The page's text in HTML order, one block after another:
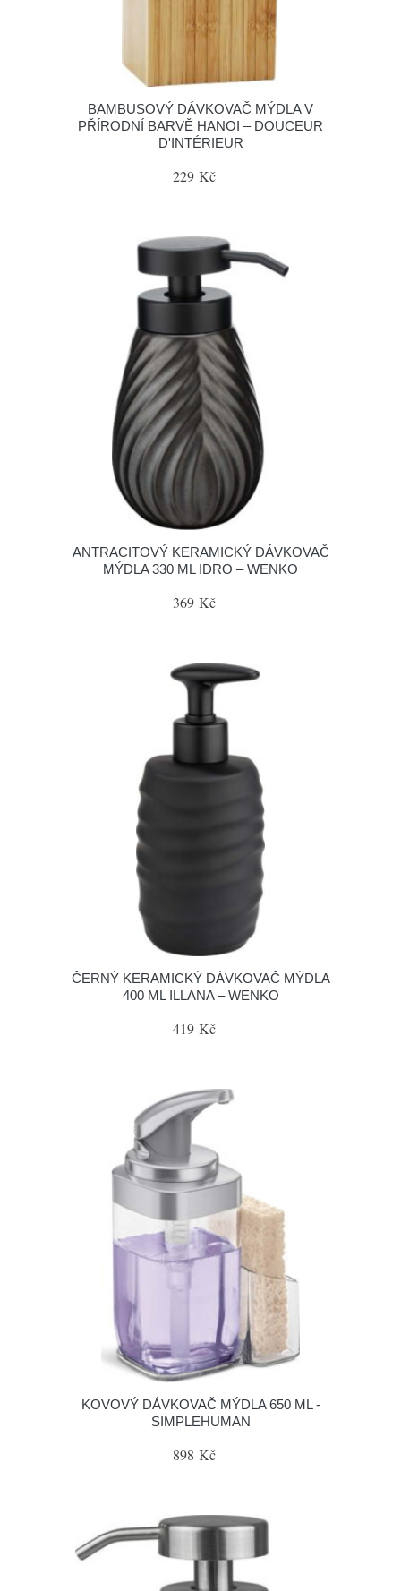
BAMBUSOVÝ DÁVKOVAČ MÝDLA V
PŘÍRODNÍ BARVĚ HANOI – DOUCEUR
D'INTÉRIEUR
229 Kč
ANTRACITOVÝ KERAMICKÝ DÁVKOVAČ
MÝDLA 330 ML IDRO – WENKO
369 Kč
ČERNÝ KERAMICKÝ DÁVKOVAČ MÝDLA
400 ML ILLANA – WENKO
419 Kč
KOVOVÝ DÁVKOVAČ MÝDLA 650 ML -
SIMPLEHUMAN
898 Kč